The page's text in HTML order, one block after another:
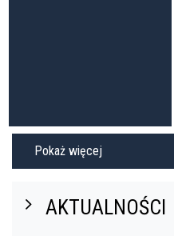
Pokaż więcej
AKTUALNOŚCI